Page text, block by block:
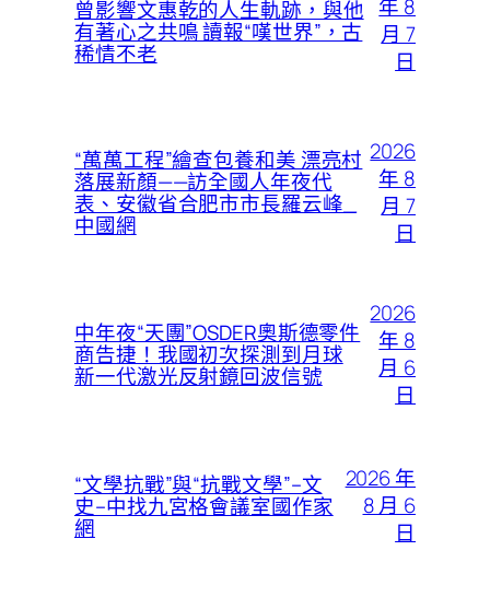
曾影響文惠乾的人生軌跡，與他
有著心之共鳴 讀報“嘆世界”，古
稀情不老
年 8
月 7
日
“萬萬工程”繪查包養和美 漂亮村
落展新顏——訪全國人年夜代
表、安徽省合肥市市長羅云峰_
中國網
2026
年 8
月 7
日
中年夜“天團”OSDER奧斯德零件
商告捷！我國初次探測到月球
新一代激光反射鏡回波信號
2026
年 8
月 6
日
“文學抗戰”與“抗戰文學”–文
史–中找九宮格會議室國作家
網
2026 年
8 月 6
日